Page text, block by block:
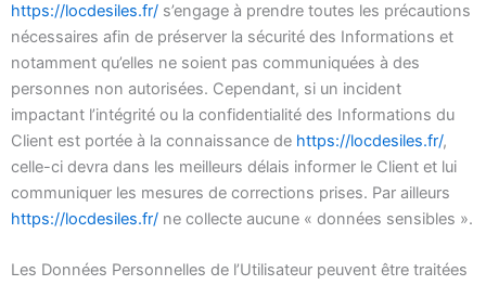
https://locdesiles.fr/ s’engage à prendre toutes les précautions
nécessaires afin de préserver la sécurité des Informations et
notamment qu’elles ne soient pas communiquées à des
personnes non autorisées. Cependant, si un incident
impactant l’intégrité ou la confidentialité des Informations du
Client est portée à la connaissance de https://locdesiles.fr/,
celle-ci devra dans les meilleurs délais informer le Client et lui
communiquer les mesures de corrections prises. Par ailleurs
https://locdesiles.fr/ ne collecte aucune « données sensibles ».
Les Données Personnelles de l’Utilisateur peuvent être traitées